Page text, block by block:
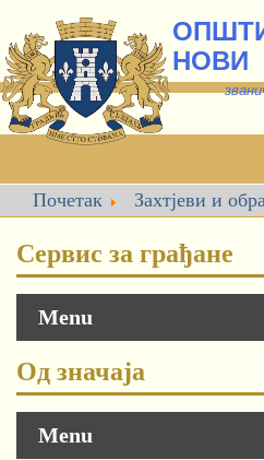
НОВИ
званична
Почетак Захтјеви и
Сервис за грађане
Menu
Од значаја
Menu